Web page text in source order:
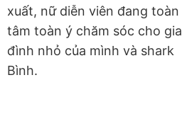
xuất, nữ diễn viên đang toàn
tâm toàn ý chăm sóc cho gia
đình nhỏ của mình và shark
Bình.